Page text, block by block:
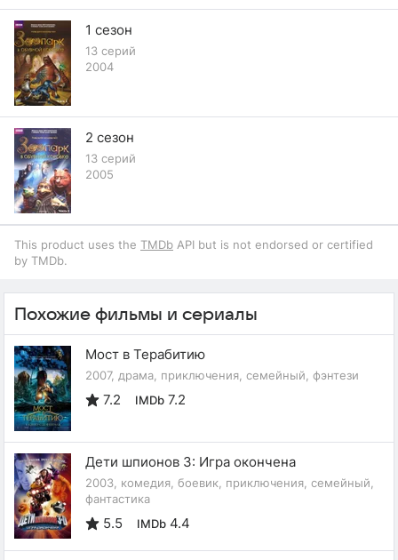
1 сезон
13 серий
2004
2 сезон
13 серий
2005
This product uses the TMDb API but is not endorsed or certified
by TMDb.
Похожие фильмы и сериалы
Мост в Терабитию
2007, драма, приключения, семейный, фэнтези
7.2 IMDb 7.2
Дети шпионов 3: Игра окончена
2003, комедия, боевик, приключения, семейный,
фантастика
5.5 IMDb 4.4